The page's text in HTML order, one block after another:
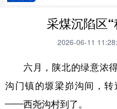
学习进行时 高层
财经
台湾 思客智库
科技 科创
采煤沉陷区
2026-06-11
六月，陕北的绿意浓
沟门镇的塬梁峁沟间，
——西尧沟村到了。